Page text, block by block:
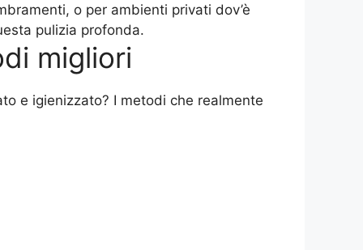
o per ambienti privati dov’è
pulizia profonda.
migliori
e igienizzato? I metodi che realmente